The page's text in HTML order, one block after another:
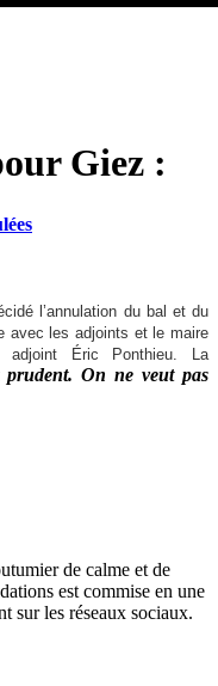
Giez :
l’annulation du bal et du
avec les adjoints et le maire
adjoint Éric Ponthieu. La
On ne veut pas
de calme et de
est commise en une
sur les réseaux sociaux.